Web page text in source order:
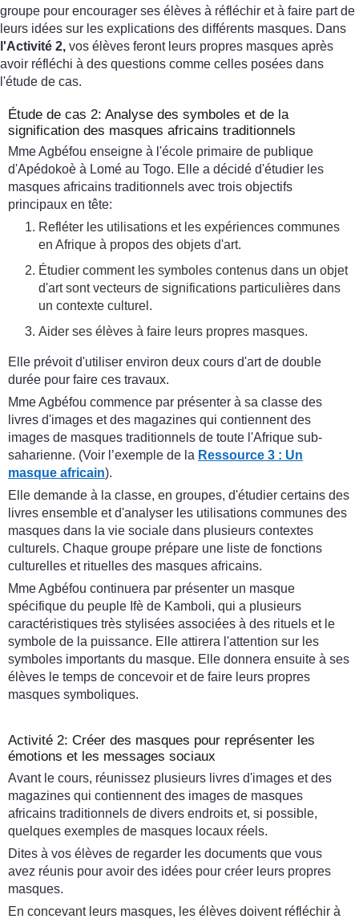
groupe pour encourager ses élèves à réfléchir et à faire part de
leurs idées sur les explications des différents masques. Dans
l'Activité 2, vos élèves feront leurs propres masques après
avoir réfléchi à des questions comme celles posées dans
l'étude de cas.
Étude de cas 2: Analyse des symboles et de la
signification des masques africains traditionnels
Mme Agbéfou enseigne à l'école primaire de publique
d'Apédokoè à Lomé au Togo. Elle a décidé d'étudier les
masques africains traditionnels avec trois objectifs
principaux en tête:
Refléter les utilisations et les expériences communes
en Afrique à propos des objets d'art.
Étudier comment les symboles contenus dans un objet
d'art sont vecteurs de significations particulières dans
un contexte culturel.
Aider ses élèves à faire leurs propres masques.
Elle prévoit d'utiliser environ deux cours d'art de double
durée pour faire ces travaux.
Mme Agbéfou commence par présenter à sa classe des
livres d'images et des magazines qui contiennent des
images de masques traditionnels de toute l'Afrique sub-
saharienne. (Voir l’exemple de la Ressource 3 : Un
masque africain).
Elle demande à la classe, en groupes, d'étudier certains des
livres ensemble et d'analyser les utilisations communes des
masques dans la vie sociale dans plusieurs contextes
culturels. Chaque groupe prépare une liste de fonctions
culturelles et rituelles des masques africains.
Mme Agbéfou continuera par présenter un masque
spécifique du peuple Ifè de Kamboli, qui a plusieurs
caractéristiques très stylisées associées à des rituels et le
symbole de la puissance. Elle attirera l'attention sur les
symboles importants du masque. Elle donnera ensuite à ses
élèves le temps de concevoir et de faire leurs propres
masques symboliques.
Activité 2: Créer des masques pour représenter les
émotions et les messages sociaux
Avant le cours, réunissez plusieurs livres d'images et des
magazines qui contiennent des images de masques
africains traditionnels de divers endroits et, si possible,
quelques exemples de masques locaux réels.
Dites à vos élèves de regarder les documents que vous
avez réunis pour avoir des idées pour créer leurs propres
masques.
En concevant leurs masques, les élèves doivent réfléchir à